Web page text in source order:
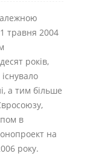
травня 2004
років,
а тим більше
в
на
року.